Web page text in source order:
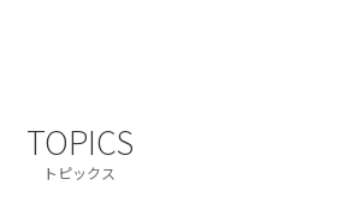
TOPICS
トピックス